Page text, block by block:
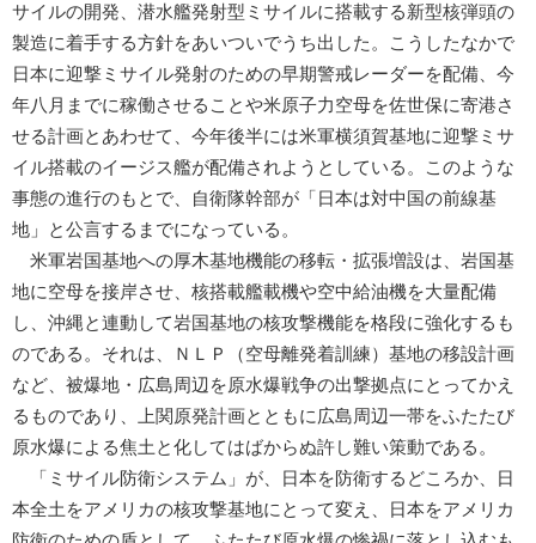
サイルの開発、潜水艦発射型ミサイルに搭載する新型核弾頭の
製造に着手する方針をあいついでうち出した。こうしたなかで
日本に迎撃ミサイル発射のための早期警戒レーダーを配備、今
年八月までに稼働させることや米原子力空母を佐世保に寄港さ
せる計画とあわせて、今年後半には米軍横須賀基地に迎撃ミサ
イル搭載のイージス艦が配備されようとしている。このような
事態の進行のもとで、自衛隊幹部が「日本は対中国の前線基
地」と公言するまでになっている。
米軍岩国基地への厚木基地機能の移転・拡張増設は、岩国基
地に空母を接岸させ、核搭載艦載機や空中給油機を大量配備
し、沖縄と連動して岩国基地の核攻撃機能を格段に強化するも
のである。それは、ＮＬＰ（空母離発着訓練）基地の移設計画
など、被爆地・広島周辺を原水爆戦争の出撃拠点にとってかえ
るものであり、上関原発計画とともに広島周辺一帯をふたたび
原水爆による焦土と化してはばからぬ許し難い策動である。
「ミサイル防衛システム」が、日本を防衛するどころか、日
本全土をアメリカの核攻撃基地にとって変え、日本をアメリカ